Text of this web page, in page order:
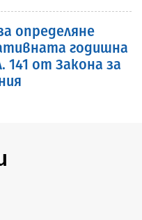
определяне
годишна
141 от Закона за